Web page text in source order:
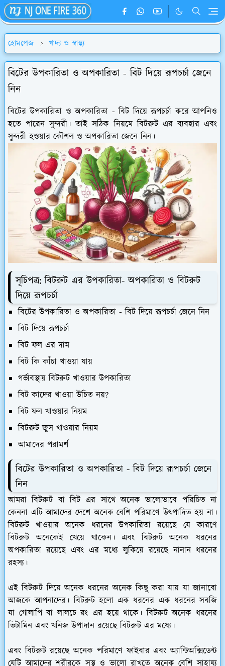
হোমপেজ খাদ‍্য ও স্বাস্থ্য
বিটের উপকারিতা ও অপকারিতা - বিট দিয়ে রূপচর্চা জেনে
নিন
বিটের উপকারিতা ও অপকারিতা - বিট দিয়ে রূপচর্চা করে আপনিও
হতে পারেন সুন্দরী। তাই সঠিক নিয়মে বিটরুট এর ব্যবহার এবং
সুন্দরী হওয়ার কৌশল ও অপকারিতা জেনে নিন।
সূচিপত্র: বিটরুট এর উপকারিতা- অপকারিতা ও বিটরুট
দিয়ে রূপচর্চা
বিটের উপকারিতা ও অপকারিতা - বিট দিয়ে রূপচর্চা জেনে নিন
বিট দিয়ে রূপচর্চা
বিট ফল এর দাম
বিট কি কাঁচা খাওয়া যায়
গর্ভাবস্থায় বিটরুট খাওয়ার উপকারিতা
বিট কাদের খাওয়া উচিত নয়?
বিট ফল খাওয়ার নিয়ম
বিটরুট জুস খাওয়ার নিয়ম
আমাদের পরামর্শ
বিটের উপকারিতা ও অপকারিতা - বিট দিয়ে রূপচর্চা জেনে
নিন
আমরা বিটরুট বা বিট এর সাথে অনেক ভালোভাবে পরিচিত না
কেননা এটি আমাদের দেশে অনেক বেশি পরিমাণে উৎপাদিত হয় না।
বিটরুট খাওয়ার অনেক ধরনের উপকারিতা রয়েছে যে কারণে
বিটরুট অনেকেই খেয়ে থাকেন। এবং বিটরুট অনেক ধরনের
অপকারিতা রয়েছে এবং এর মধ্যে লুকিয়ে রয়েছে নানান ধরনের
রহস্য।
এই বিটরুট দিয়ে অনেক ধরনের অনেক কিছু করা যায় যা জানাবো
আজকে আপনাদের। বিটরুট হলো এক ধরনের এক ধরনের সবজি
যা গোলাপি বা লালচে রং এর হয়ে থাকে। বিটরুট অনেক ধরনের
ভিটামিন এবং খনিজ উপাদান রয়েছে বিটরুট এর মধ্যে।
এবং বিটরুট রয়েছে অনেক পরিমাণে ফাইবার এবং অ্যান্টিঅক্সিডেন্ট